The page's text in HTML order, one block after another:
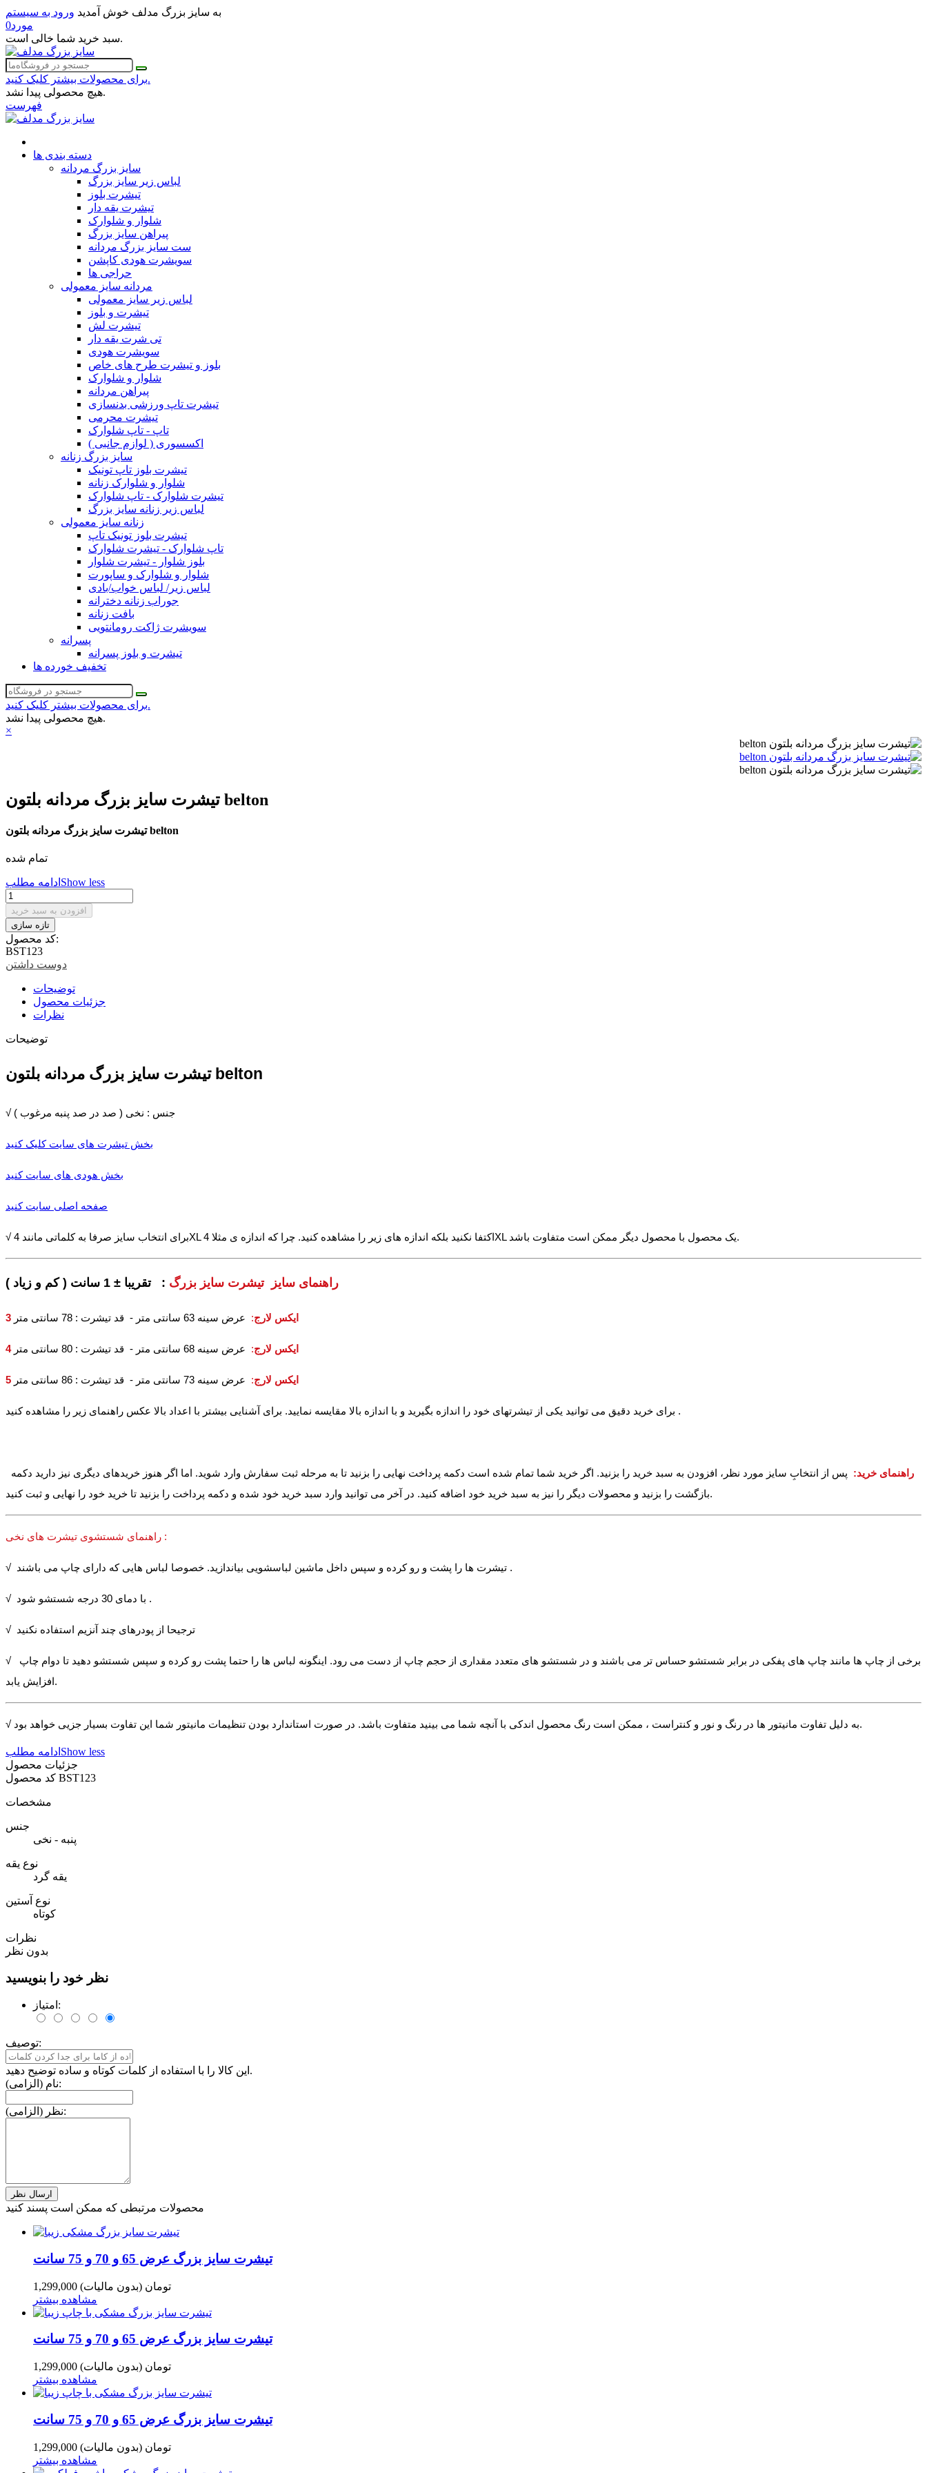
به سایز بزرگ مدلف خوش آمدید ورود به سیستم
0مورد
سبد خرید شما خالی است.
برای محصولات بیشتر کلیک کنید.
هیچ محصولی پیدا نشد.
فهرست
دسته بندی ها
سایز بزرگ مردانه
لباس زیر سایز بزرگ
تیشرت بلوز
تیشرت یقه دار
شلوار و شلوارک
پیراهن سایز بزرگ
ست سایز بزرگ مردانه
سویشرت هودی کاپشن
حراجی ها
مردانه سایز معمولی
لباس زیر سایز معمولی
تیشرت و بلوز
تیشرت لش
تی شرت یقه دار
سویشرت هودی
بلوز و تیشرت طرح های خاص
شلوار و شلوارک
پیراهن مردانه
تیشرت تاپ ورزشی بدنسازی
تیشرت محرمی
تاپ - تاپ شلوارک
اکسسوری ( لوازم جانبی )
سایز بزرگ زنانه
تیشرت بلوز تاپ تونیک
شلوار و شلوارک زنانه
تیشرت شلوارک - تاپ شلوارک
لباس زیر زنانه سایز بزرگ
زنانه سایز معمولی
تیشرت بلوز تونیک تاپ
تاپ شلوارک - تیشرت شلوارک
بلوز شلوار - تیشرت شلوار
شلوار و شلوارک و ساپورت
لباس زیر/ لباس خواب/بادی
جوراب زنانه دخترانه
بافت زنانه
سویشرت ژاکت رومانتویی
پسرانه
تیشرت و بلوز پسرانه
تخفیف خورده ها
برای محصولات بیشتر کلیک کنید.
هیچ محصولی پیدا نشد.
×
تیشرت سایز بزرگ مردانه بلتون belton
تیشرت سایز بزرگ مردانه بلتون belton
تمام شده
ادامه مطلب Show less
افزودن به سبد خرید
کد محصول:
BST123
دوست داشتن
توضیحات
جزئیات محصول
نظرات
توضیحات
تیشرت سایز بزرگ مردانه بلتون belton
بخش تیشرت های سایت کلیک کنید
بخش هودی های سایت کنید
صفحه اصلی سایت کنید
√ برای انتخاب سایز صرفا به کلماتی مانند 4XL اکتفا نکنید بلکه اندازه های زیر را مشاهده کنید. چرا که اندازه ی مثلا 4XL یک محصول با محصول دیگر ممکن است متفاوت باشد.
راهنمای سایز تیشرت سایز بزرگ
3 ایکس لارج: عرض سینه 63 سانتی متر - قد تیشرت : 78 سانتی متر
4 ایکس لارج: عرض سینه 68 سانتی متر - قد تیشرت : 80 سانتی متر
5 ایکس لارج: عرض سینه 73 سانتی متر - قد تیشرت : 86 سانتی متر
برای خرید دقیق می توانید یکی از تیشرتهای خود را اندازه بگیرید و با اندازه بالا مقایسه نمایید. برای آشنایی بیشتر با اعداد بالا عکس راهنمای زیر را مشاهده کنید .
راهنمای خرید: پس از انتخابِ سایز مورد نظر، افزودن به سبد خرید را بزنید. اگر خرید شما تمام شده است دکمه پرداخت نهایی را بزنید تا به مرحله ثبت سفارش وارد شوید. اما اگر هنوز خریدهای دیگری نیز دارید دکمه
بازگشت را بزنید و محصولات دیگر را نیز به سبد خرید خود اضافه کنید. در آخر می توانید وارد سبد خرید خود شده و دکمه پرداخت را بزنید تا خرید خود را نهایی و ثبت کنید.
راهنمای شستشوی تیشرت های نخی :
√ تیشرت ها را پشت و رو کرده و سپس داخل ماشین لباسشویی بیاندازید. خصوصا لباس هایی که دارای چاپ می باشند .
√ با دمای 30 درجه شستشو شود .
√ برخی از چاپ ها مانند چاپ های پفکی در برابر شستشو حساس تر می باشند و در شستشو های متعدد مقداری از حجم چاپ از دست می رود. اینگونه لباس ها را حتما پشت رو کرده و سپس شستشو دهید تا دوام چاپ
افزایش یابد.
√ به دلیل تفاوت مانیتور ها در رنگ و نور و کنتراست ، ممکن است رنگ محصول اندکی با آنچه شما می بینید متفاوت باشد. در صورت استاندارد بودن تنظیمات مانیتور شما این تفاوت بسیار جزیی خواهد بود.
ادامه مطلب Show less
جزئیات محصول
BST123
مشخصات
جنس
پنبه - نخی
نوع یقه
یقه گرد
نوع آستین
کوتاه
نظرات
بدون نظر
نظر خود را بنویسید
امتیاز:
توصیف:
این کالا را با استفاده از کلمات کوتاه و ساده توضیح دهید.
نام (الزامی):
نظر (الزامی):
محصولات مرتبطی که ممکن است پسند کنید
تیشرت سایز بزرگ عرض 65 و 70 و 75 سانت
1,299,000 تومان (بدون مالیات)
مشاهده بیشتر
تیشرت سایز بزرگ عرض 65 و 70 و 75 سانت
1,299,000 تومان (بدون مالیات)
مشاهده بیشتر
تیشرت سایز بزرگ عرض 65 و 70 و 75 سانت
1,299,000 تومان (بدون مالیات)
مشاهده بیشتر